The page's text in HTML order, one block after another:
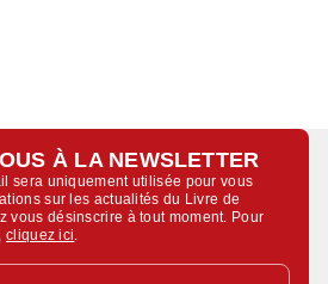
À LA NEWSLETTER
sera uniquement utilisée pour vous
sur les actualités du Livre de
vous désinscrire à tout moment. Pour
cliquez ici